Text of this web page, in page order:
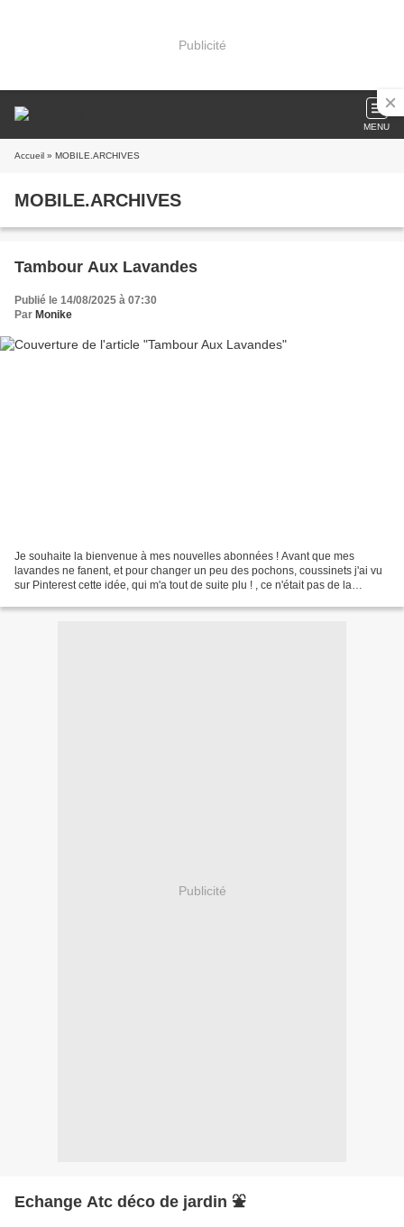
Publicité
MENU
Accueil » MOBILE.ARCHIVES
MOBILE.ARCHIVES
Tambour Aux Lavandes
Publié le 14/08/2025 à 07:30
Par Monike
Je souhaite la bienvenue à mes nouvelles abonnées ! Avant que mes
lavandes ne fanent, et pour changer un peu des pochons, coussinets j'ai vu
sur Pinterest cette idée, qui m'a tout de suite plu ! , ce n'était pas de la
Publicité
Echange Atc déco de jardin ⛲